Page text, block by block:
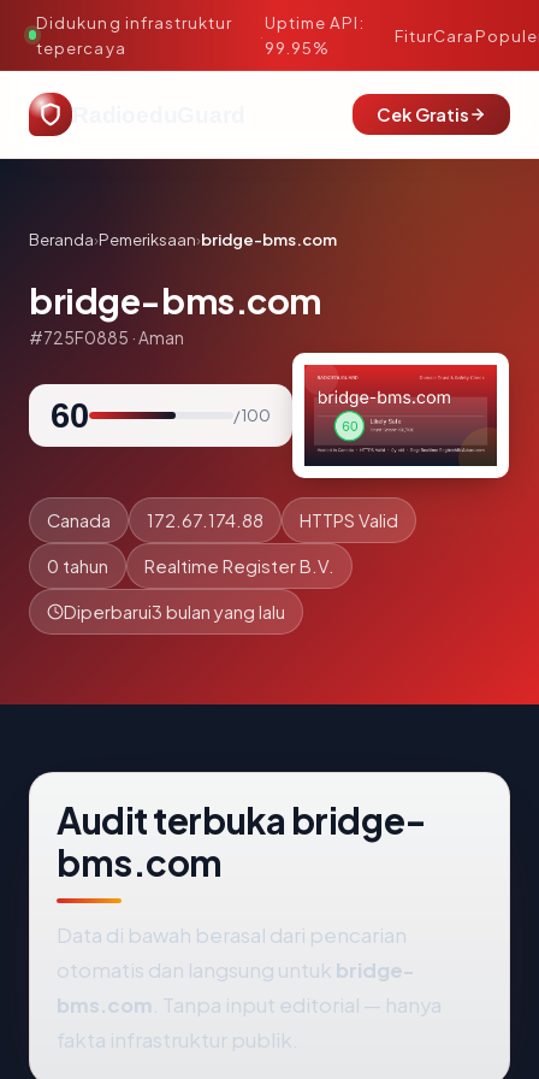
Didukung infrastruktur
tepercaya
·
Uptime API:
99.95%
FiturCara
Cek Gratis
Beranda›Pemeriksaan›bridge-bms.com
bridge-bms.com
#725F0885 · Aman
60 / 100
Canada 172.67.174.88 HTTPS Valid
0 tahun Realtime Register B.V.
Diperbarui3 bulan yang lalu
Audit terbuka bridge-
bms.com
Data di bawah berasal dari pencarian
otomatis dan langsung untuk bridge-
bms.com . Tanpa input editorial — hanya
fakta infrastruktur publik.